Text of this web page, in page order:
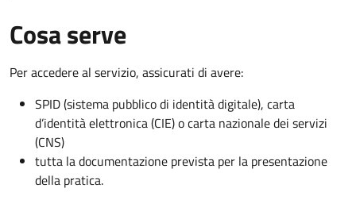
Cosa serve
Per accedere al servizio, assicurati di avere:
SPID (sistema pubblico di identità digitale), carta
d’identità elettronica (CIE) o carta nazionale dei servizi
(CNS)
tutta la documentazione prevista per la presentazione
della pratica.